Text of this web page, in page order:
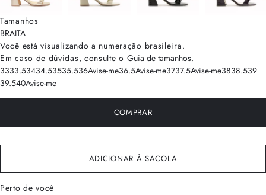
Tamanhos
BRAITA
Você está visualizando a numeração brasileira.
Em caso de dúvidas, consulte o Guia de tamanhos.
3333.53434.53535.536Avise-me36.5Avise-me3737.5Avise-me3838.539
39.540Avise-me
COMPRAR
ADICIONAR À SACOLA
Perto de você